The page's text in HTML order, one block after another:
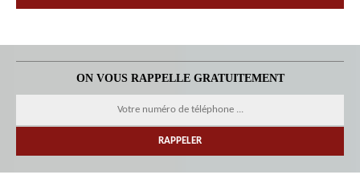
ON VOUS RAPPELLE GRATUITEMENT